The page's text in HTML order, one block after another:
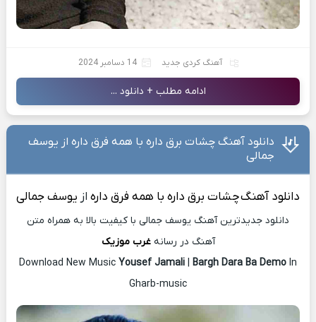
آهنگ کردی جدید 14 دسامبر 2024
ادامه مطلب + دانلود ...
دانلود آهنگ چشات برق داره با همه فرق داره از یوسف
جمالی
دانلود آهنگچشات برق داره با همه فرق داره از یوسف جمالی
دانلود جدیدترین آهنگ یوسف جمالی با کیفیت بالا به همراه متن
آهنگ در رسانهغرب موزیک
Download New Music Yousef Jamali | Bargh Dara Ba Demo In
Gharb-music